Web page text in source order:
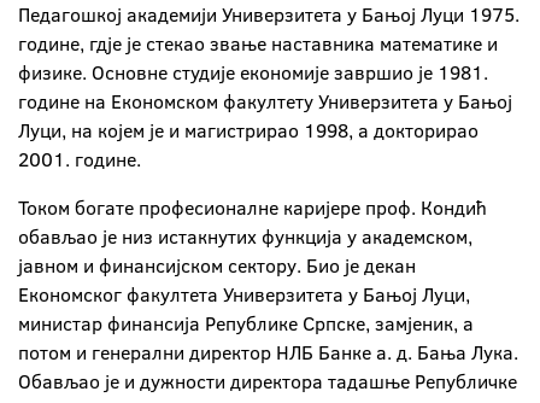
Педагошкој академији Универзитета у Бањој Луци 1975.
године, гдје је стекао звање наставника математике и
физике. Основне студије економије завршио је 1981.
године на Економском факултету Универзитета у Бањој
Луци, на којем је и магистрирао 1998, а докторирао
2001. године.
Током богате професионалне каријере проф. Кондић
обављао је низ истакнутих функција у академском,
јавном и финансијском сектору. Био је декан
Економског факултета Универзитета у Бањој Луци,
министар финансија Републике Српске, замјеник, а
потом и генерални директор НЛБ Банке а. д. Бања Лука.
Обављао је и дужности директора тадашње Републичке